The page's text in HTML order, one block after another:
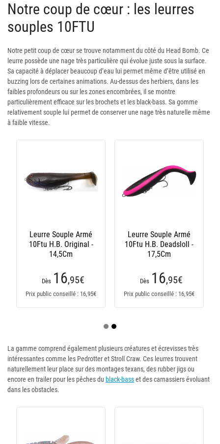
Notre coup de cœur : les leurres
souples 10FTU
Notre petit coup de cœur se trouve notamment du côté du Head Bomb. Ce
leurre possède une nage très particulière qui évolue juste sous la surface.
Sa capacité à déplacer beaucoup d’eau lui permet même d’être utilisé en
buzzing lors de certaines animations. Au-dessus des herbiers, dans les
faibles profondeurs ou sur les zones encombrées, il se montre
particulièrement efficace sur les brochets et les black-bass. Sa gomme
relativement souple lui permet de conserver une nage très naturelle même
à faible vitesse.
Leurre Souple Armé
10Ftu H.B. Original -
14,5Cm
Dès 16,95€
Prix public conseillé : 16,95€
Leurre Souple Armé
10Ftu H.B. Deadsloll -
17,5Cm
Dès 16,95€
Prix public conseillé : 16,95€
La gamme comprend également plusieurs créatures et écrevisses très
intéressantes comme les Pedrotter et Stroll Craw. Ces leurres trouvent
naturellement leur place sur des montages texans, des rubber jigs ou
encore en trailer pour les pêches du black-basset des carnassiers évoluant
dans les obstacles.